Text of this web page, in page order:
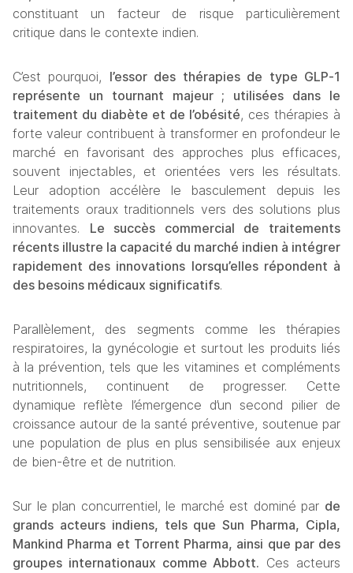
constituant un facteur de risque particulièrement
critique dans le contexte indien.
C’est pourquoi, l’essor des thérapies de type GLP‑1
représente un tournant majeur ; utilisées dans le
traitement du diabète et de l’obésité, ces thérapies à
forte valeur contribuent à transformer en profondeur le
marché en favorisant des approches plus efficaces,
souvent injectables, et orientées vers les résultats.
Leur adoption accélère le basculement depuis les
traitements oraux traditionnels vers des solutions plus
innovantes. Le succès commercial de traitements
récents illustre la capacité du marché indien à intégrer
rapidement des innovations lorsqu’elles répondent à
des besoins médicaux significatifs.
Parallèlement, des segments comme les thérapies
respiratoires, la gynécologie et surtout les produits liés
à la prévention, tels que les vitamines et compléments
nutritionnels, continuent de progresser. Cette
dynamique reflète l’émergence d’un second pilier de
croissance autour de la santé préventive, soutenue par
une population de plus en plus sensibilisée aux enjeux
de bien-être et de nutrition.
Sur le plan concurrentiel, le marché est dominé par de
grands acteurs indiens, tels que Sun Pharma, Cipla,
Mankind Pharma et Torrent Pharma, ainsi que par des
groupes internationaux comme Abbott. Ces acteurs